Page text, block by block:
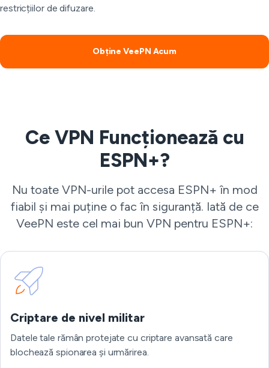
restricțiilor de difuzare.
Obține VeePN Acum
Ce VPN Funcționează cu
ESPN+?
Nu toate VPN-urile pot accesa ESPN+ în mod
fiabil și mai puține o fac în siguranță. Iată de ce
VeePN este cel mai bun VPN pentru ESPN+:
Criptare de nivel militar
Datele tale rămân protejate cu criptare avansată care
blochează spionarea și urmărirea.